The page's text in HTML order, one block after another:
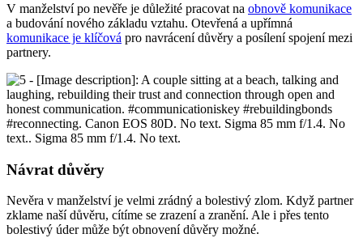
V manželství po nevěře je důležité pracovat na obnově komunikace
a budování nového základu vztahu. Otevřená a upřímná
komunikace je klíčová pro navrácení důvěry a posílení spojení mezi
partnery.
Návrat důvěry
Nevěra v manželství je velmi zrádný a bolestivý zlom. Když partner
zklame naší důvěru, cítíme se zrazení a zranění. Ale i přes tento
bolestivý úder může být obnovení důvěry možné.